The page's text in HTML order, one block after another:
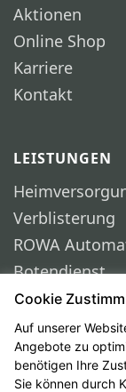
Aktionen
Online Shop
Karriere
Kontakt
LEISTUNGEN
Verblisterung
ROWA
Botendienst
Kundenkarte
Cookie
Auf unserer
Angebote zu
benötigen Ihre
Sie können durch